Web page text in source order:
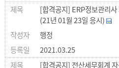
[합격공지] ERP정보관리
(21년 01월 23일 응시)
행정
2021.03.25
[합격공지] 전산세무회계